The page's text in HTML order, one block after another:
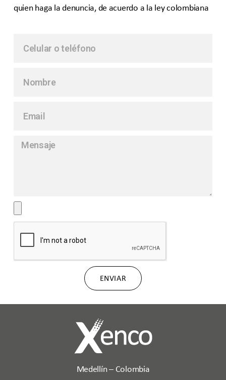
quien haga la denuncia, de acuerdo a la ley colombiana
ENVIAR
Medellín – Colombia